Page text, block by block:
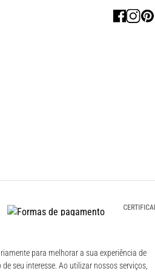
para melhorar a sua experiência de
seu interesse. Ao utilizar nossos serviços,